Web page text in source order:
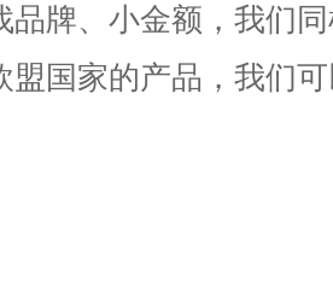
品牌、小金额，我们
盟国家的产品，我们